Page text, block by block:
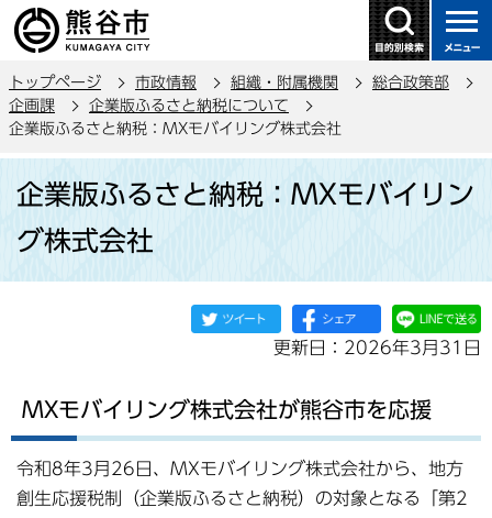
の
ー
ジ
トップページ 市政情報 組織・附属機関
総合政策部
企画課
企業版ふるさと納税について
企業版ふるさと納税：MXモバイリング株式会社
か
企業版ふるさと納税：MXモバイリン
グ株式会社
更新日：2026年3月31日
MXモバイリング株式会社が熊谷市を応援
令和8年3月26日、MXモバイリング株式会社から、地方
創生応援税制（企業版ふるさと納税）の対象となる「第2